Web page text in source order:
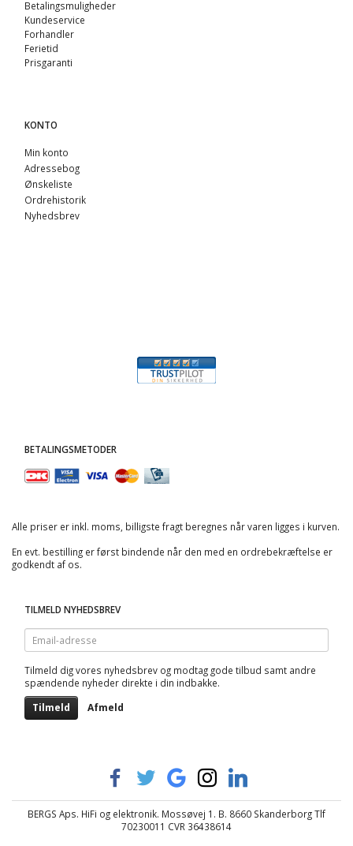
Betalingsmuligheder
Kundeservice
Forhandler
Ferietid
Prisgaranti
KONTO
Min konto
Adressebog
Ønskeliste
Ordrehistorik
Nyhedsbrev
BETALINGSMETODER
Alle priser er inkl. moms, billigste fragt beregnes når varen ligges i kurven.
En evt. bestilling er først bindende når den med en ordrebekræftelse er
godkendt af os.
TILMELD NYHEDSBREV
Email-
adresse
Tilmeld dig vores nyhedsbrev og modtag gode tilbud samt andre
spændende nyheder direkte i din indbakke.
Tilmeld Afmeld
BERGS Aps. HiFi og elektronik. Mossøvej 1. B. 8660 Skanderborg Tlf
70230011 CVR 36438614